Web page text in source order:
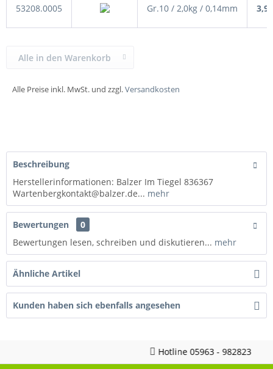
53208.0005 Gr.10 / 2,0kg / 0,14mm
Alle Preise inkl. MwSt. und zzgl.Versandkosten
Alle in den Warenkorb
Beschreibung
Herstellerinformationen: Balzer Im Tiegel 836367
Wartenbergkontakt@balzer.de... mehr
Bewertungen
0
Bewertungen lesen, schreiben und diskutieren... mehr
Ähnliche Artikel
Kunden haben sich ebenfalls angesehen
Hotline 05963 - 982823